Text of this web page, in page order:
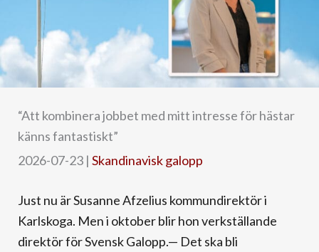
“Att kombinera jobbet med mitt intresse för hästar
känns fantastiskt”
2026-07-23 | Skandinavisk galopp
Just nu är Susanne Afzelius kommundirektör i
Karlskoga. Men i oktober blir hon verkställande
direktör för Svensk Galopp.— Det ska bli